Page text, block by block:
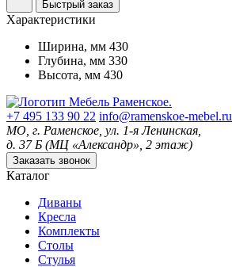
Быстрый заказ
Характеристики
Ширина, мм 430
Глубина, мм 330
Высота, мм 430
+7 495 133 90 22 info@ramenskoe-mebel.ru
МО, г. Раменское, ул. 1-я Ленинская,
д. 37 Б (МЦ «Александр», 2 этаж)
Заказать звонок
Каталог
Диваны
Кресла
Комплекты
Столы
Стулья